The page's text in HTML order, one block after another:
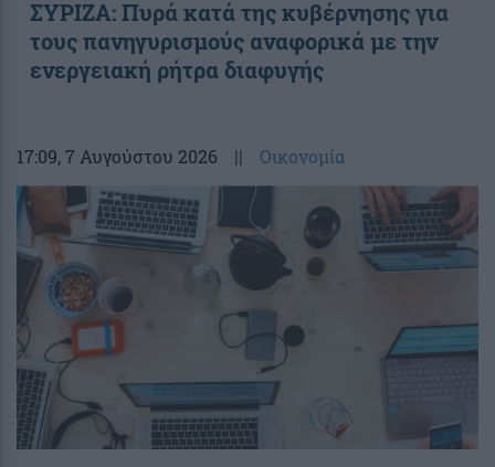
ΣΥΡΙΖΑ: Πυρά κατά της κυβέρνησης για
τους πανηγυρισμούς αναφορικά με την
ενεργειακή ρήτρα διαφυγής
17:09, 7 Αυγούστου 2026 || Οικονομία